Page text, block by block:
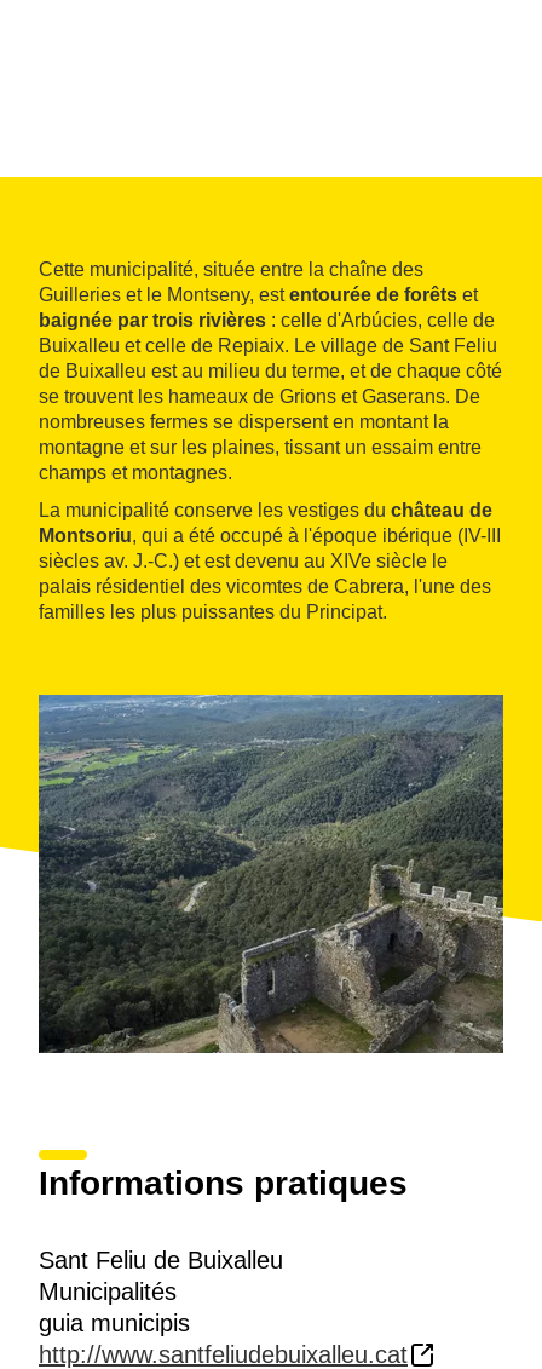
Cette municipalité, située entre la chaîne des
Guilleries et le Montseny, estentourée de forêts et
baignée par trois rivières : celle d'Arbúcies, celle de
Buixalleu et celle de Repiaix. Le village de Sant Feliu
de Buixalleu est au milieu du terme, et de chaque côté
se trouvent les hameaux de Grions et Gaserans. De
nombreuses fermes se dispersent en montant la
montagne et sur les plaines, tissant un essaim entre
champs et montagnes.
La municipalité conserve les vestiges du château de
Montsoriu, qui a été occupé à l'époque ibérique (IV-III
siècles av. J.-C.) et est devenu au XIVe siècle le
palais résidentiel des vicomtes de Cabrera, l'une des
familles les plus puissantes du Principat.
Informations pratiques
Sant Feliu de Buixalleu
Municipalités
guia municipis
http://www.santfeliudebuixalleu.cat